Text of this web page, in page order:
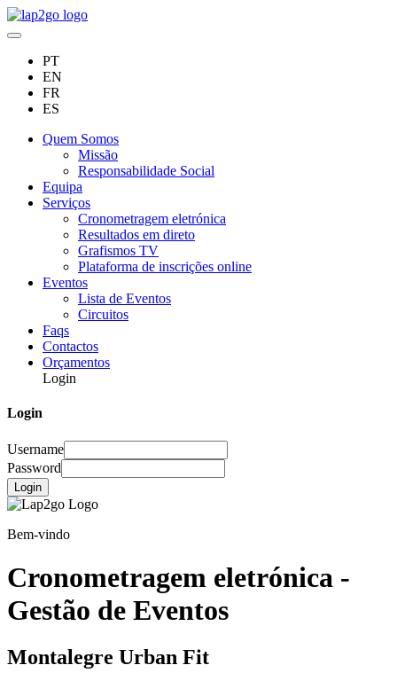
PT
EN
FR
ES
Quem Somos
Missão
Responsabilidade Social
Equipa
Serviços
Cronometragem eletrónica
Resultados em direto
Grafismos TV
Plataforma de inscrições online
Eventos
Lista de Eventos
Circuitos
Faqs
Contactos
Orçamentos
Login
Login
Username
Password
Login
Bem-vindo
Cronometragem eletrónica -
Gestão de Eventos
Montalegre Urban Fit